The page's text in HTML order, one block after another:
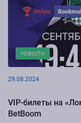
Новости
29.08.2024
VIP-билеты на
BetBoom